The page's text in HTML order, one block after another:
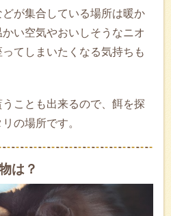
が集合している場所は暖か
い空気やおいしそうなニオ
てしまいたくなる気持ちも
ことも出来るので、餌を探
の場所です。
は？